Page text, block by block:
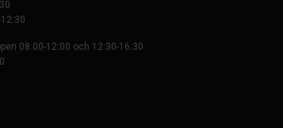
08:00-12:00 och 12:30-16:30